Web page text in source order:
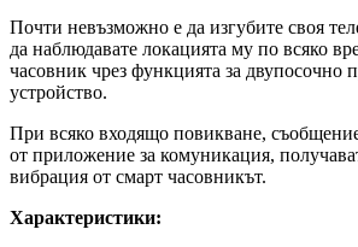
Почти невъзможно е да изгубите своя
да наблюдавате локацията му по всяко
часовник чрез функцията за двупосочно
устройство.
При всяко входящо повикване,
от приложение за комуникация,
вибрация от смарт часовникът.
Характеристики: